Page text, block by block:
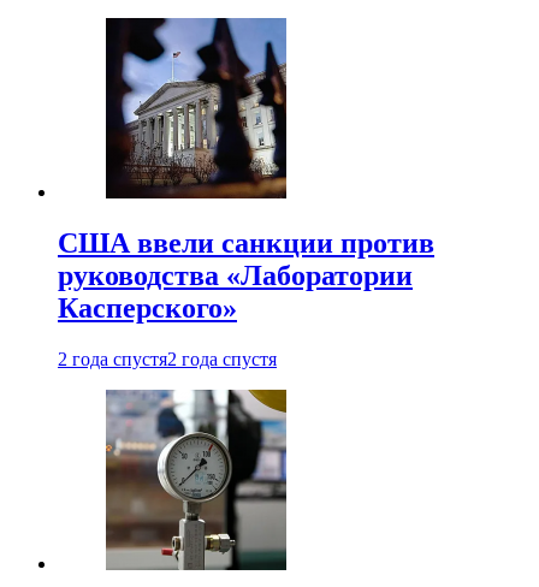
США ввели санкции против
руководства «Лаборатории
Касперского»
2 года спустя2 года спустя